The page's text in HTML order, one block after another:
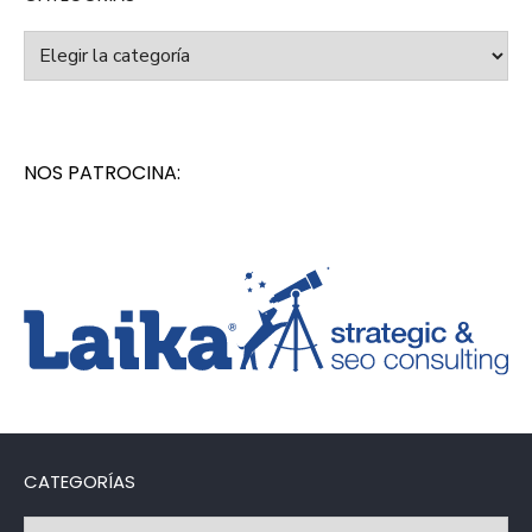
Categorías
NOS PATROCINA:
CATEGORÍAS